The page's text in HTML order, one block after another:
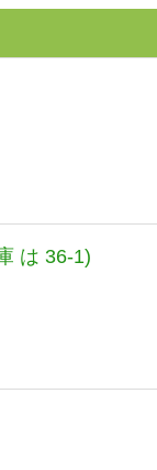
は 36-1)